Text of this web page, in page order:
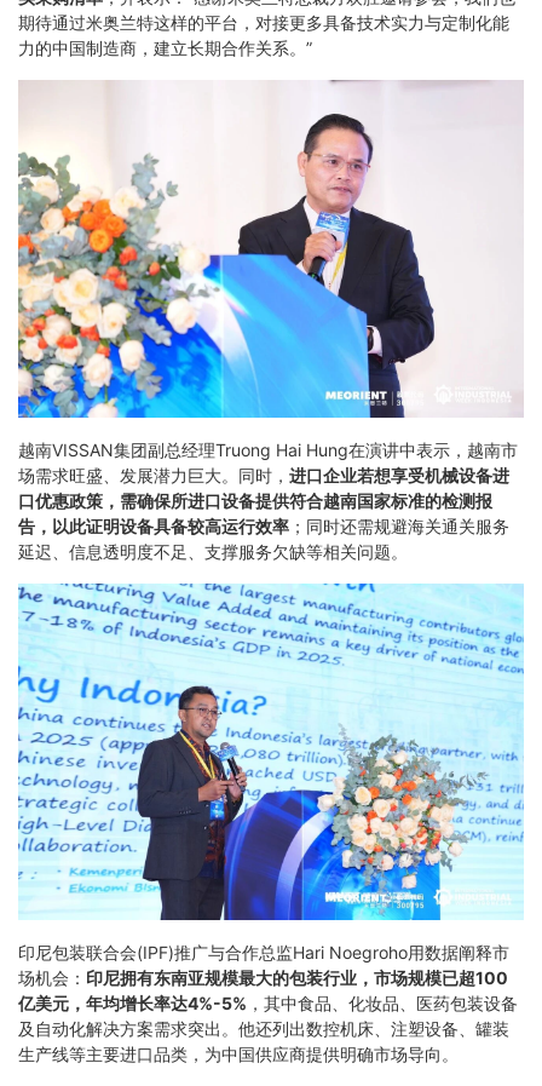
期待通过米奥兰特这样的平台，对接更多具备技术实力与定制化能
力的中国制造商，建立长期合作关系。”
越南VISSAN集团副总经理Truong Hai Hung在演讲中表示，越南市
场需求旺盛、发展潜力巨大。同时， 进口企业若想享受机械设备进
口优惠政策，需确保所进口设备提供符合越南国家标准的检测报
告，以此证明设备具备较高运行效率 ；同时还需规避海关通关服务
延迟、信息透明度不足、支撑服务欠缺等相关问题。
印尼包装联合会(IPF)推广与合作总监Hari Noegroho用数据阐释市
场机会： 印尼拥有东南亚规模最大的包装行业，市场规模已超100
亿美元，年均增长率达4%-5% ，其中食品、化妆品、医药包装设备
及自动化解决方案需求突出。他还列出数控机床、注塑设备、罐装
生产线等主要进口品类，为中国供应商提供明确市场导向。